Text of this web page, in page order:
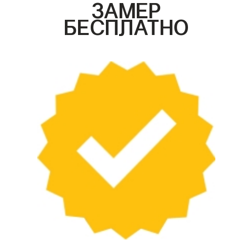
ЗАМЕР
БЕСПЛАТНО